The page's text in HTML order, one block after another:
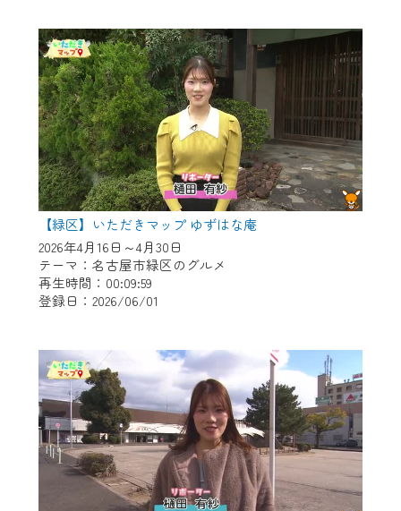
【緑区】いただきマップ ゆずはな庵
2026年4月16日～4月30日
テーマ：名古屋市緑区のグルメ
再生時間：00:09:59
登録日：2026/06/01
（GmailやYahooなどのフリーメールアドレ
スでも作成可能です）
※マイページへのログイン・MyIDの新規登
録はこちらから
※CCNetアプリをご利用中の方は引き続き
ご視聴いただけます。
＜メンテナンス情報＞
CCNetWebTVのリニューアルにともないメ
ンテナンス作業を予定しています。
日時 9/24 9:30～16:30
作業の間は、CCNetWebTVの画面が「メン
テナンス中」になり、ご利用いただけませ
ん。
ご不便をおかけいたしますが、ご了承の程
よろしくお願いいたします。